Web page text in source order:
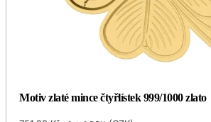
Motiv zlaté mince čtyřlístek 999/1000 zlato